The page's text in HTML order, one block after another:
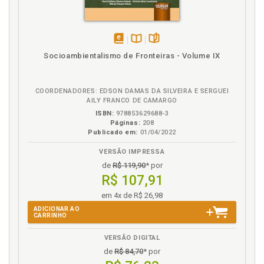
Impacto ambiental. Estudo de impacto ambiental e
do conceito de território. Apêndice, p. 197
Instrumento internacional. Principais conferências e
Introdução, p. 15
Jaupaci. Exploração do Granito no Município de
Jaupaci: o estudo de um caso concreto, p. 135
Johannesburgo. Conferência Mundial sobre o
Desenvolvimento Sustentável - Johannesburgo
Socioambientalismo de Fronteiras - Volume IX
COORDENADORES: EDSON DAMAS DA SILVEIRA E SERGUEI
AILY FRANCO DE CAMARGO
ISBN: 978853629688-3
Páginas: 208
Publicado em: 01/04/2022
VERSÃO IMPRESSA
deR$ 119,90* por
R$ 107,91
em 4x de R$ 26,98
ADICIONAR AO
CARRINHO
VERSÃO DIGITAL
de R$ 84,70* por